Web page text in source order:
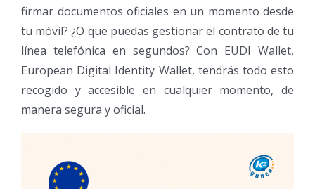
firmar documentos oficiales en un momento desde
tu móvil? ¿O que puedas gestionar el contrato de tu
línea telefónica en segundos? Con EUDI Wallet,
European Digital Identity Wallet, tendrás todo esto
recogido y accesible en cualquier momento, de
manera segura y oficial.